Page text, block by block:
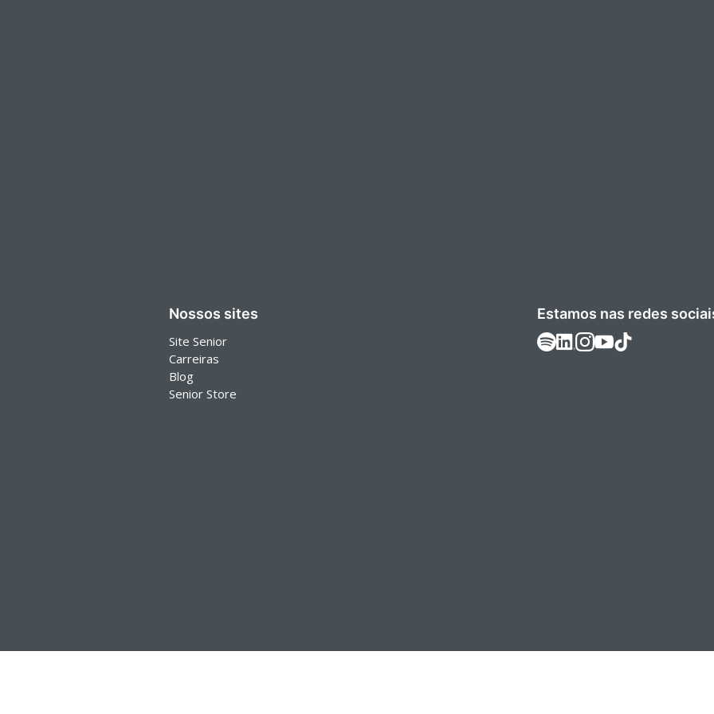
Nossos sites
Site Senior
Carreiras
Blog
Senior Store
Estamos nas redes